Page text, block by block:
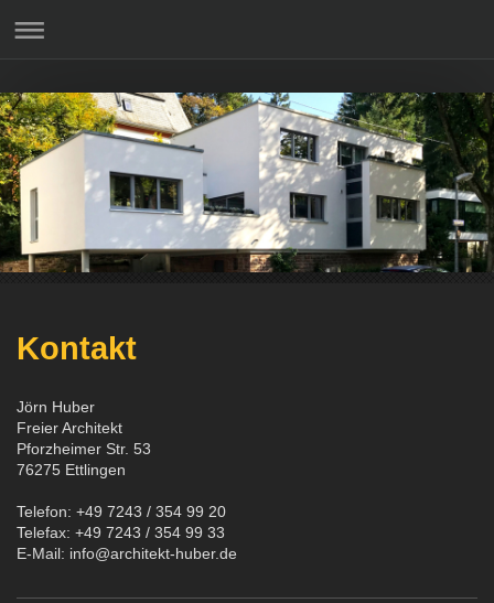
Kontakt
Jörn Huber
Freier Architekt
Pforzheimer Str. 53
76275 Ettlingen
Telefon: +49 7243 / 354 99 20
Telefax: +49 7243 / 354 99 33
E-Mail: info@architekt-huber.de